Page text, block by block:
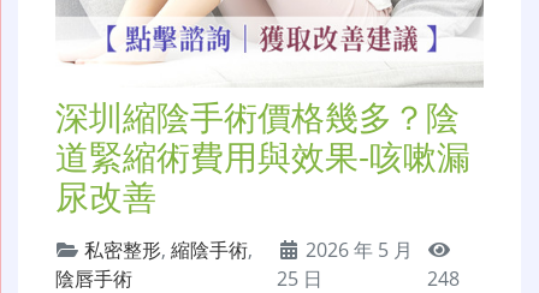
深圳縮陰手術價格幾多？陰
道緊縮術費用與效果-咳嗽漏
尿改善
私密整形, 縮陰手術,
陰唇手術
2026 年 5 月
25 日
248